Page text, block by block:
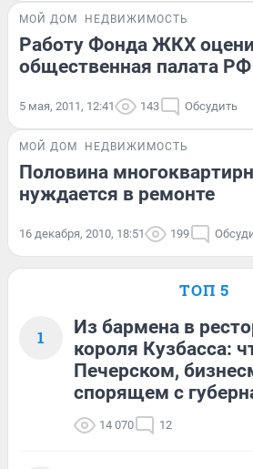
МОЙ ДОМ НЕДВИЖИМОСТЬ
Работу Фонда ЖКХ
общественная палата РФ
5 мая, 2011, 12:41 143 Обсудить
МОЙ ДОМ НЕДВИЖИМОСТЬ
Половина
нуждается в ремонте
16 декабря, 2010, 18:51 199
ТОП 5
1
Из бармена в
короля Кузбасса:
Печерском,
спорящем с
14 070 12